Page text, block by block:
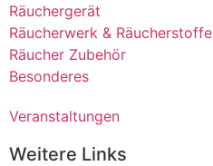
Räuchergerät
Räucherwerk & Räucherstoffe
Räucher Zubehör
Besonderes
Veranstaltungen
Weitere Links